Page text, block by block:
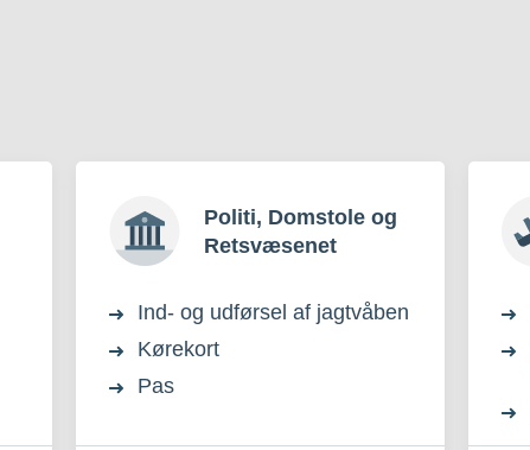
Politi, Domstole og
Retsvæsenet
Ind- og udførsel af jagtvåben
Kørekort
Pas